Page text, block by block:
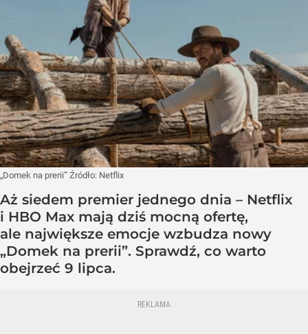
„Domek na prerii” Źródło: Netflix
Aż siedem premier jednego dnia – Netflix
i HBO Max mają dziś mocną ofertę,
ale największe emocje wzbudza nowy
„Domek na prerii”. Sprawdź, co warto
obejrzeć 9 lipca.